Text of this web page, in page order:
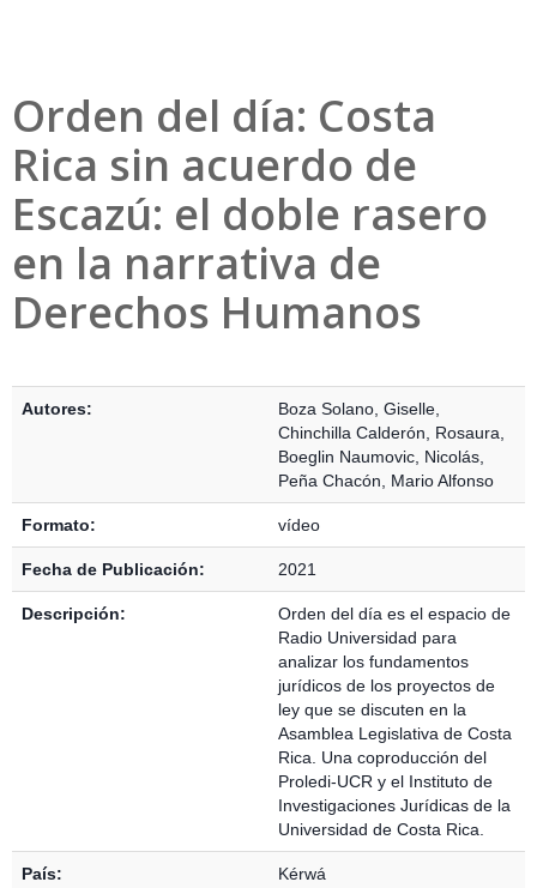
Orden del día: Costa
Rica sin acuerdo de
Escazú: el doble rasero
en la narrativa de
Derechos Humanos
Autores: Boza Solano, Giselle
Chinchilla Calderón, Rosaura
Boeglin Naumovic, Nicolás
Peña Chacón, Mario Alfonso
Formato: vídeo
Fecha de Publicación: 2021
Descripción:
Orden del día es el espacio de
Radio Universidad para
analizar los fundamentos
jurídicos de los proyectos de
ley que se discuten en la
Asamblea Legislativa de Costa
Rica. Una coproducción del
Proledi-UCR y el Instituto de
Investigaciones Jurídicas de la
Universidad de Costa Rica.
País: Kérwá